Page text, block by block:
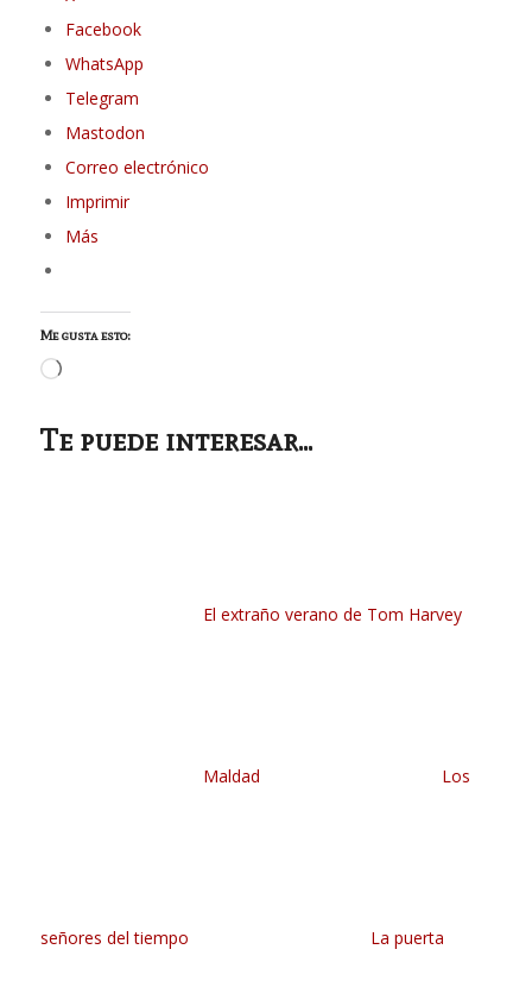
Facebook
WhatsApp
Telegram
Mastodon
Correo electrónico
Imprimir
Más
Me gusta esto:
Cargando...
Te puede interesar...
El extraño verano de Tom Harvey
Maldad Los
señores del tiempo La puerta